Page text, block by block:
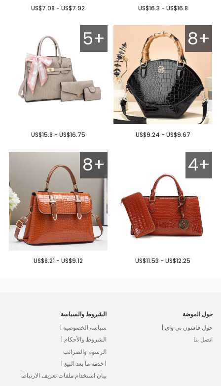
US$16.3 - US$16.8
US$7.08 - US$7.92
8+
US$9.24 - US$9.67
5+
US$15.8 - US$16.75
4+
US$11.53 - US$12.25
8+
US$8.21 - US$9.12
حول الموضة
حول فاشون تي واي |
اتصل بنا
الشروط والسياسة
سياسة الخصوصية |
الشروط والأحكام |
الرسوم والضرائب
| خدمة ما بعد البيع |
بيان استخدام ملفات تعريف الارتباط